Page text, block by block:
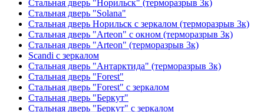
Стальная дверь "Норильск" (терморазрыв 3к)
Стальная дверь "Solana"
Стальная дверь Норильск с зеркалом (терморазрыв 3к)
Стальная дверь "Arteon" с окном (терморазрыв 3к)
Стальная дверь "Arteon" (терморазрыв 3к)
Scandi с зеркалом
Стальная дверь "Антарктида" (терморазрыв 3к)
Стальная дверь "Forest"
Стальная дверь "Forest" с зеркалом
Стальная дверь "Беркут"
Стальная дверь "Беркут" с зеркалом